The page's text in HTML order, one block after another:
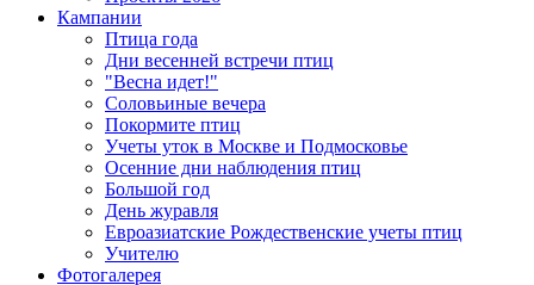
Кампании
Птица года
Дни весенней встречи птиц
"Весна идет!"
Соловьиные вечера
Покормите птиц
Учеты уток в Москве и Подмосковье
Осенние дни наблюдения птиц
Большой год
День журавля
Евроазиатские Рождественские учеты птиц
Учителю
Фотогалерея